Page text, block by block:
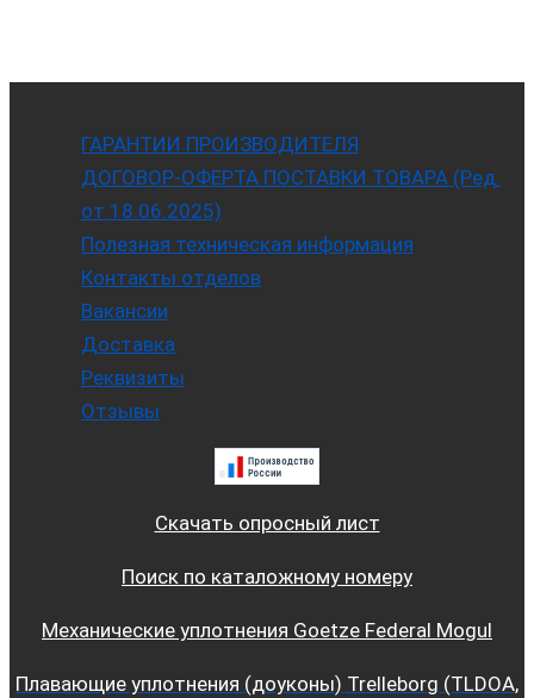
ГАРАНТИИ ПРОИЗВОДИТЕЛЯ
ДОГОВОР-ОФЕРТА ПОСТАВКИ ТОВАРА (Ред.
от 18.06.2025)
Полезная техническая информация
Контакты отделов
Вакансии
Доставка
Реквизиты
Отзывы
Скачать опросный лист
Поиск по каталожному номеру
Механические уплотнения Goetze Federal Mogul
Плавающие уплотнения (доуконы) Trelleborg (TLDOA,